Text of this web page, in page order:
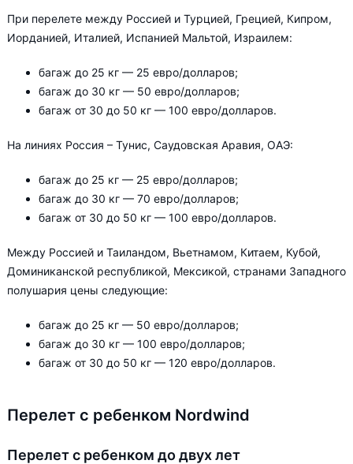
При перелете между Россией и Турцией, Грецией, Кипром,
Иорданией, Италией, Испанией Мальтой, Израилем:
багаж до 25 кг — 25 евро/долларов;
багаж до 30 кг — 50 евро/долларов;
багаж от 30 до 50 кг — 100 евро/долларов.
На линиях Россия – Тунис, Саудовская Аравия, ОАЭ:
багаж до 25 кг — 25 евро/долларов;
багаж до 30 кг — 70 евро/долларов;
багаж от 30 до 50 кг — 100 евро/долларов.
Между Россией и Таиландом, Вьетнамом, Китаем, Кубой,
Доминиканской республикой, Мексикой, странами Западного
полушария цены следующие:
багаж до 25 кг — 50 евро/долларов;
багаж до 30 кг — 100 евро/долларов;
багаж от 30 до 50 кг — 120 евро/долларов.
Перелет с ребенком Nordwind
Перелет с ребенком до двух лет